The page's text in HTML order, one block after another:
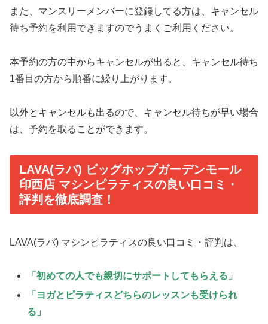
また、マンスリーメンバーに登録してる方は、キャンセル
待ち予約を利用できますのでうまくご利用ください。
本予約の方の中からキャンセルが出ると、キャンセル待ち
1番目の方から順番に繰り上がります。
以外とキャンセルも出るので、キャンセル待ちが早い場合
は、予約を取ることができます。
LAVA(ラバ) ビッグホップガーデンモール
印西店 マシンピラティスの良い口コミ・
評判を徹底調査！
LAVA(ラバ) マシンピラティスの良い口コミ・評判は、
「初めての人でも親切にサポートしてもらえる」
「ヨガとピラティスどちらのレッスンも受けられ
る」